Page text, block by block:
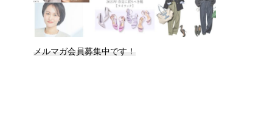
メルマガ会員募集中です！